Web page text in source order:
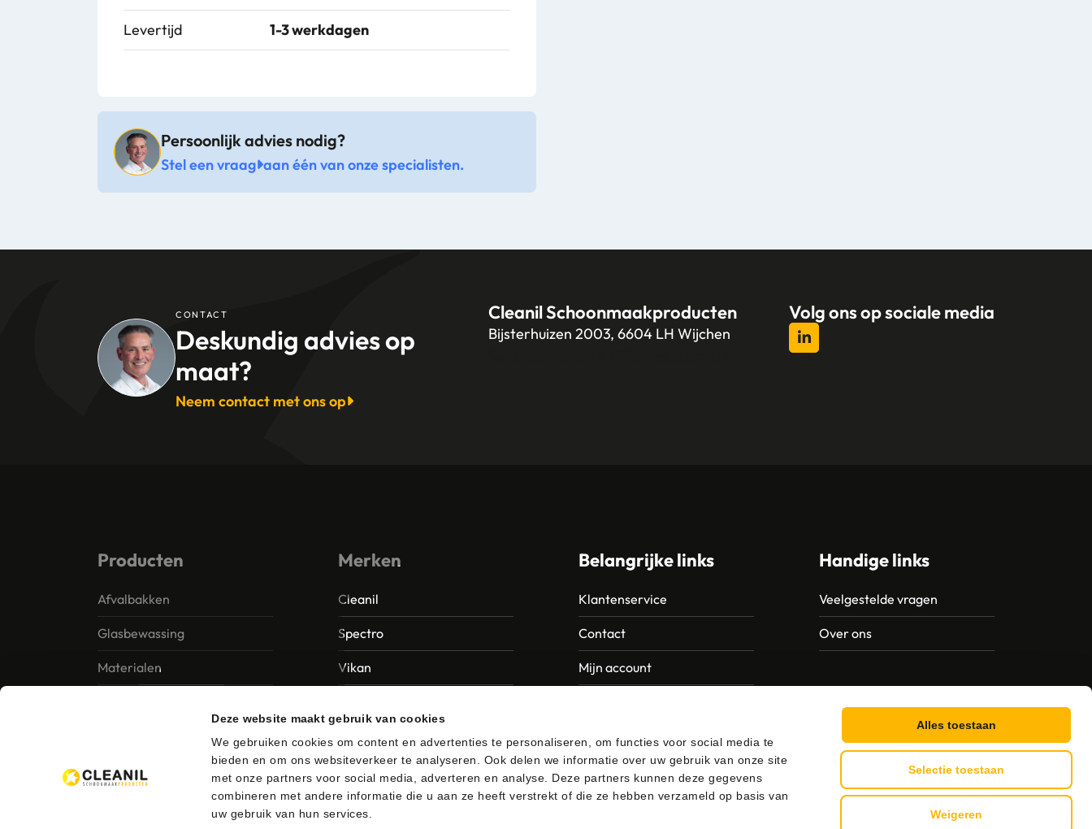
Deze website maakt gebruik van cookies
We gebruiken cookies om content en advertenties te personaliseren, om functies voor social media te
bieden en om ons websiteverkeer te analyseren. Ook delen we informatie over uw gebruik van onze site
met onze partners voor social media, adverteren en analyse. Deze partners kunnen deze gegevens
combineren met andere informatie die u aan ze heeft verstrekt of die ze hebben verzameld op basis van
uw gebruik van hun services.
Alles toestaan
Selectie toestaan
Weigeren
Levertijd 1-3 werkdagen
Persoonlijk advies nodig?
Stel een vraag aan één van onze specialisten.
CONTACT
Deskundig advies op
maat?
Neem contact met ons op
Cleanil Schoonmaakproducten
Bijsterhuizen 2003, 6604 LH Wijchen
Volg ons op sociale media
Producten
Afvalbakken
Glasbewassing
Materialen
Merken
Cleanil
Spectro
Vikan
Unger
Belangrijke links
Klantenservice
Contact
Mijn account
Handige links
Veelgestelde vragen
Over ons